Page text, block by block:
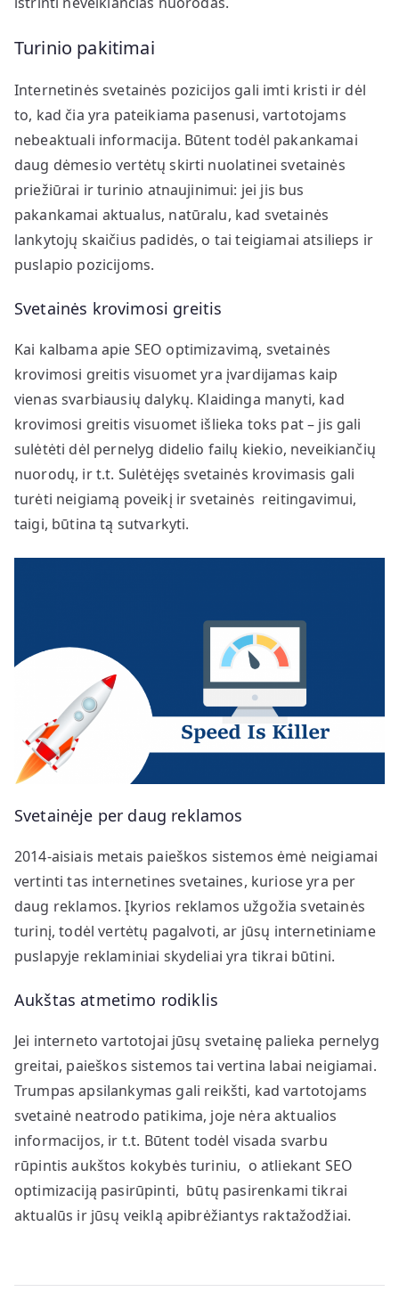
Turinio pakitimai
Internetinės svetainės pozicijos gali imti kristi ir dėl
to, kad čia yra pateikiama pasenusi, vartotojams
nebeaktuali informacija. Būtent todėl pakankamai
daug dėmesio vertėtų skirti nuolatinei svetainės
priežiūrai ir turinio atnaujinimui: jei jis bus
pakankamai aktualus, natūralu, kad svetainės
lankytojų skaičius padidės, o tai teigiamai atsilieps ir
puslapio pozicijoms.
Svetainės krovimosi greitis
Kai kalbama apie SEO optimizavimą, svetainės
krovimosi greitis visuomet yra įvardijamas kaip
vienas svarbiausių dalykų. Klaidinga manyti, kad
krovimosi greitis visuomet išlieka toks pat – jis gali
sulėtėti dėl pernelyg didelio failų kiekio, neveikiančių
nuorodų, ir t.t. Sulėtėjęs svetainės krovimasis gali
turėti neigiamą poveikį ir svetainės reitingavimui,
taigi, būtina tą sutvarkyti.
Svetainėje per daug reklamos
2014-aisiais metais paieškos sistemos ėmė neigiamai
vertinti tas internetines svetaines, kuriose yra per
daug reklamos. Įkyrios reklamos užgožia svetainės
turinį, todėl vertėtų pagalvoti, ar jūsų internetiniame
puslapyje reklaminiai skydeliai yra tikrai būtini.
Aukštas atmetimo rodiklis
Jei interneto vartotojai jūsų svetainę palieka pernelyg
greitai, paieškos sistemos tai vertina labai neigiamai.
Trumpas apsilankymas gali reikšti, kad vartotojams
svetainė neatrodo patikima, joje nėra aktualios
informacijos, ir t.t. Būtent todėl visada svarbu
rūpintis aukštos kokybės turiniu, o atliekant SEO
optimizaciją pasirūpinti, būtų pasirenkami tikrai
aktualūs ir jūsų veiklą apibrėžiantys raktažodžiai.